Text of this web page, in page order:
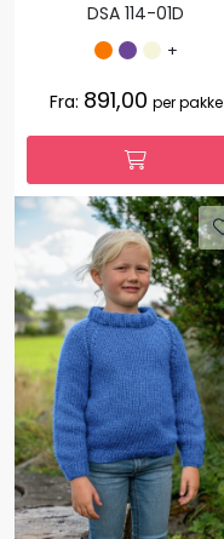
DSA 114-01D
+
Fra: 891,00 per pakke